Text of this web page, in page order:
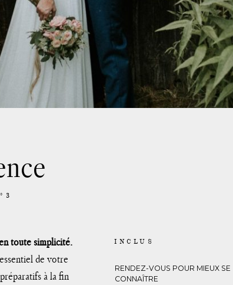
toute simplicité.
de votre
à la fin
INCLUS
RENDEZ-VOUS POUR MIEUX SE
CONNAÎTRE